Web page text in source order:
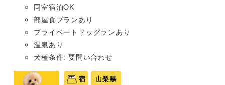
同室宿泊OK
部屋食プランあり
プライベートドッグランあり
温泉あり
犬種条件: 要問い合わせ
宿 山梨県